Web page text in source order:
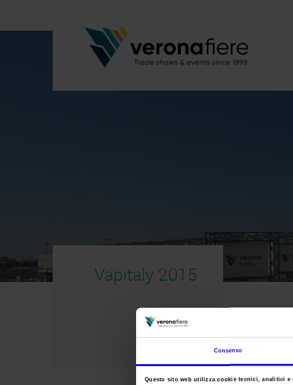
Consenso
Questo sito web utilizza cookie tecnici, analitici
Vapitaly 2015